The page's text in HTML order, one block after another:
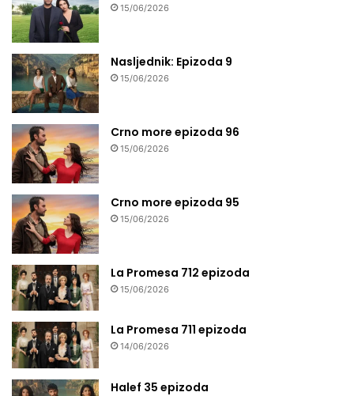
15/06/2026
Nasljednik: Epizoda 9
15/06/2026
Crno more epizoda 96
15/06/2026
Crno more epizoda 95
15/06/2026
La Promesa 712 epizoda
15/06/2026
La Promesa 711 epizoda
14/06/2026
Halef 35 epizoda